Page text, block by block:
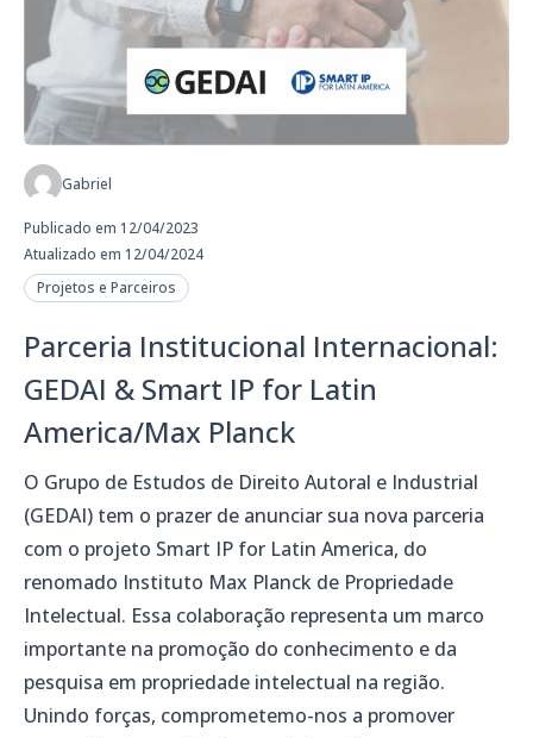
Gabriel
Publicado em 12/04/2023
Atualizado em 12/04/2024
Projetos e Parceiros
Parceria Institucional Internacional:
GEDAI & Smart IP for Latin
America/Max Planck
O Grupo de Estudos de Direito Autoral e Industrial
(GEDAI) tem o prazer de anunciar sua nova parceria
com o projeto Smart IP for Latin America, do
renomado Instituto Max Planck de Propriedade
Intelectual. Essa colaboração representa um marco
importante na promoção do conhecimento e da
pesquisa em propriedade intelectual na região.
Unindo forças, comprometemo-nos a promover